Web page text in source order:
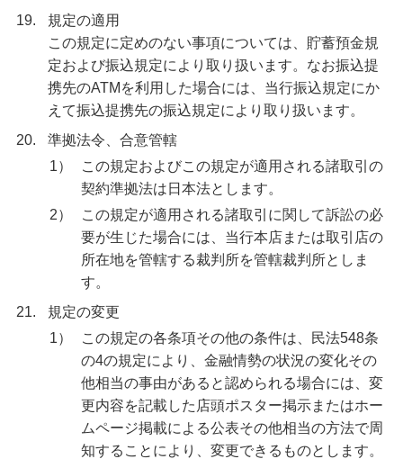
19.
規定の適用
この規定に定めのない事項については、貯蓄預金規
定および振込規定により取り扱います。なお振込提
携先のATMを利用した場合には、当行振込規定にか
えて振込提携先の振込規定により取り扱います。
20.
準拠法令、合意管轄
1）
この規定およびこの規定が適用される諸取引の
契約準拠法は日本法とします。
2）
この規定が適用される諸取引に関して訴訟の必
要が生じた場合には、当行本店または取引店の
所在地を管轄する裁判所を管轄裁判所としま
す。
21.
規定の変更
1）
この規定の各条項その他の条件は、民法548条
の4の規定により、金融情勢の状況の変化その
他相当の事由があると認められる場合には、変
更内容を記載した店頭ポスター掲示またはホー
ムページ掲載による公表その他相当の方法で周
知することにより、変更できるものとします。